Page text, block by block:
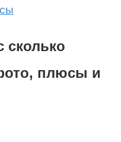
сколько
плюсы и